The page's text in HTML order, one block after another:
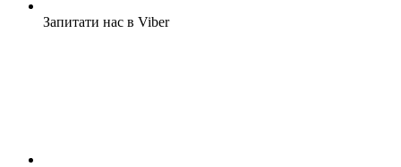
Запитати нас в Viber